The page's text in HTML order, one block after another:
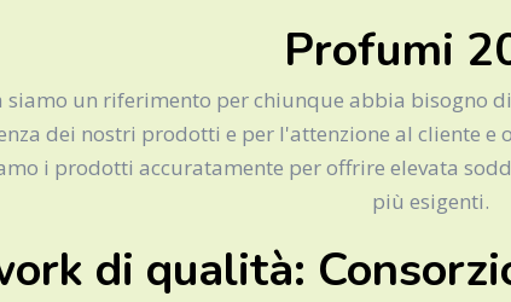
Profumi
siamo un riferimento per chiunque abbia bisogno
dei nostri prodotti e per l'attenzione al cliente e
i prodotti accuratamente per offrire elevata
più esigenti.
di qualità: